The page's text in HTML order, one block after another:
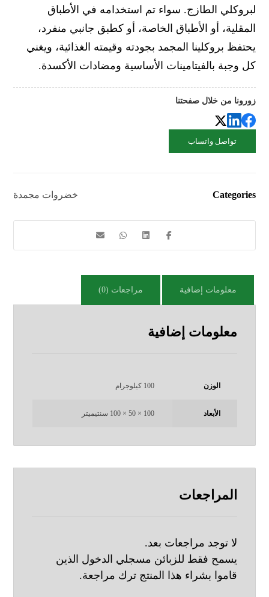
لبروكلي الطازج. سواء تم استخدامه في الأطباق
المقلية، أو الأطباق الخاصة، أو كطبق جانبي منفرد،
يحتفظ بروكلينا المجمد بجودته وقيمته الغذائية، ويغني
كل وجبة بالفيتامينات الأساسية ومضادات الأكسدة.
زورونا من خلال صفحتنا
تواصل واتساب
Categories خضروات مجمدة
معلومات إضافية مراجعات (0)
معلومات إضافية
الوزن 100 كيلوجرام
الأبعاد 100 × 50 × 100 سنتيميتر
المراجعات
لا توجد مراجعات بعد.
يسمح فقط للزبائن مسجلي الدخول الذين
قاموا بشراء هذا المنتج ترك مراجعة.